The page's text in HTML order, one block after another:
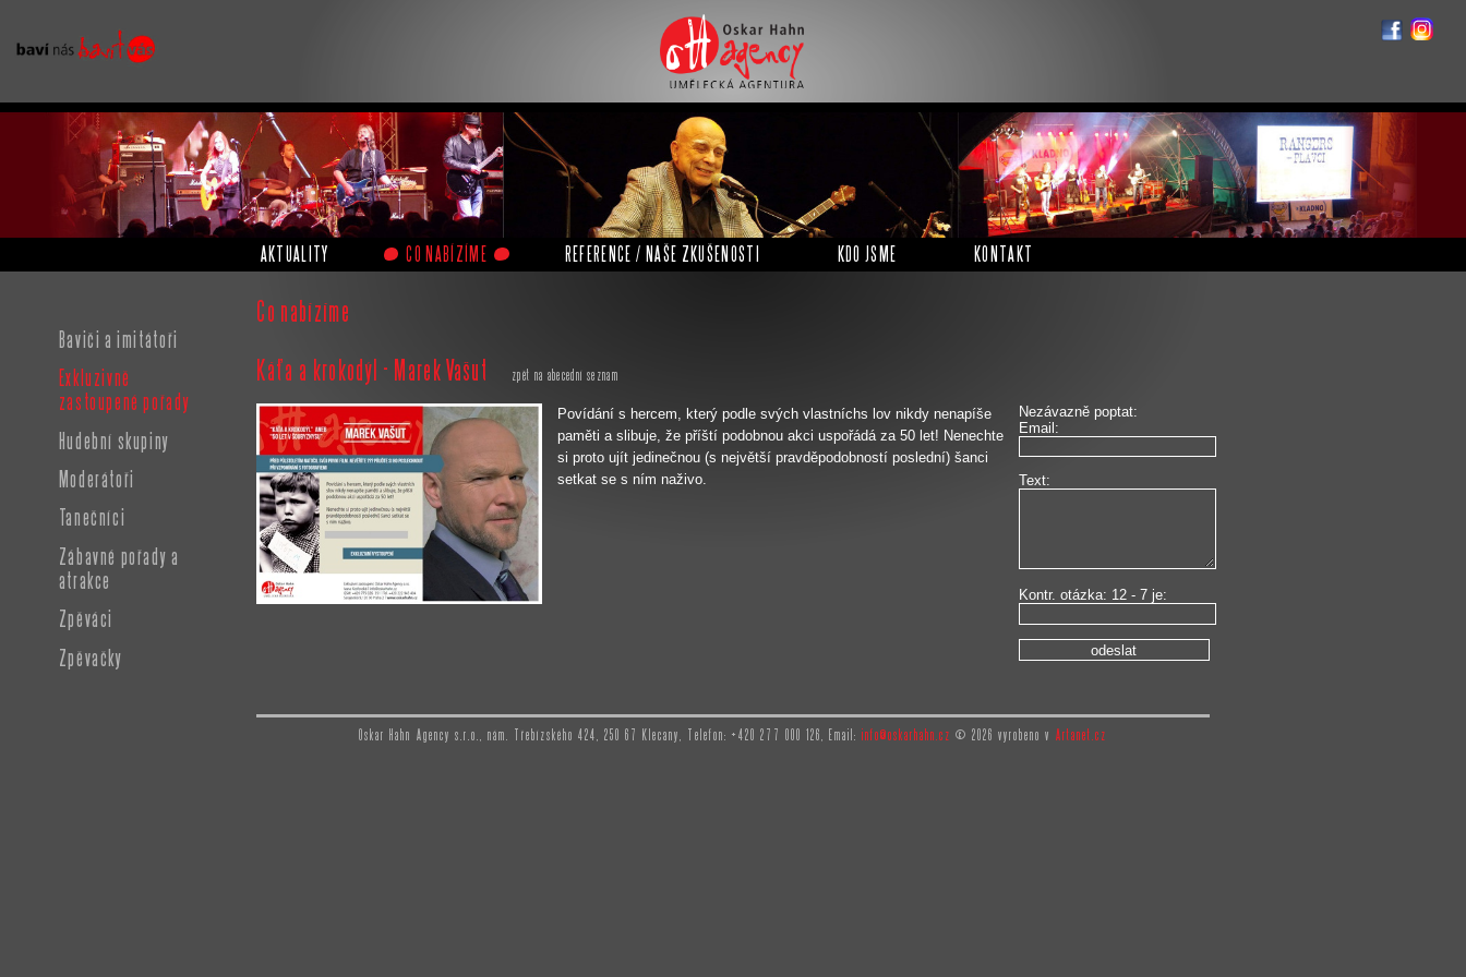
Oskar Hahn Agency
AKTUALITY CO NABÍZÍME REFERENCE / NAŠE ZKUŠENOSTI KDO JSME KONTAKT
Baviči a imitátoři
Exkluzivně
zastoupené pořady
Hudební skupiny
Moderátoři
Tanečníci
Zábavné pořady a
atrakce
Zpěváci
Zpěvačky
Co nabízíme
Káťa a krokodýl - Marek Vašut
zpět na abecední seznam
Povídání s hercem, který podle svých vlastníchs lov nikdy nenapíše
paměti a slibuje, že příští podobnou akci uspořádá za 50 let! Nenechte
si proto ujít jedinečnou (s největší pravděpodobností poslední) šanci
setkat se s ním naživo.
Nezávazně poptat:
Email:
Text:
Kontr. otázka: 12 - 7 je:
Oskar Hahn Agency s.r.o., nám. Třebízského 424, 250 67 Klecany, Telefon: +420 277 000 126, Email: info@oskarhahn.cz © 2026 vyrobeno v Artanet.cz